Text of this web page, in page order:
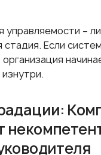
управляемости –
Если